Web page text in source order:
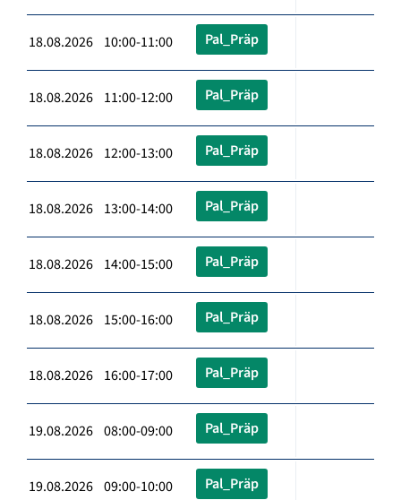
18.08.2026 10:00-11:00 Pal_Präp
18.08.2026 11:00-12:00 Pal_Präp
18.08.2026 12:00-13:00 Pal_Präp
18.08.2026 13:00-14:00 Pal_Präp
18.08.2026 14:00-15:00 Pal_Präp
18.08.2026 15:00-16:00 Pal_Präp
18.08.2026 16:00-17:00 Pal_Präp
19.08.2026 08:00-09:00 Pal_Präp
19.08.2026 09:00-10:00 Pal_Präp